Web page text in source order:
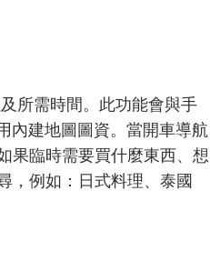
所需時間。此功能會與手
內建地圖圖資。當開車導航
果臨時需要買什麼東西、想
，例如：日式料理、泰國